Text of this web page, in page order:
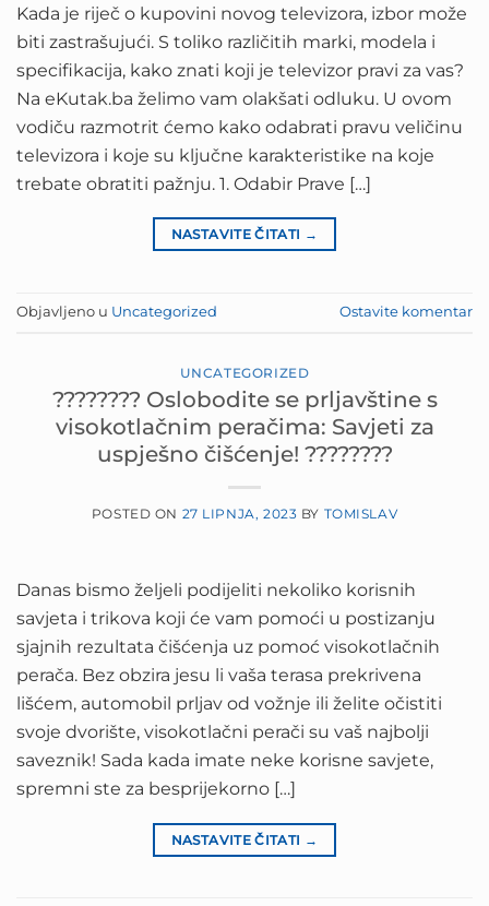
Kada je riječ o kupovini novog televizora, izbor može
biti zastrašujući. S toliko različitih marki, modela i
specifikacija, kako znati koji je televizor pravi za vas?
Na eKutak.ba želimo vam olakšati odluku. U ovom
vodiču razmotrit ćemo kako odabrati pravu veličinu
televizora i koje su ključne karakteristike na koje
trebate obratiti pažnju. 1. Odabir Prave […]
NASTAVITE ČITATI →
Objavljeno u Uncategorized Ostavite komentar
UNCATEGORIZED
???????? Oslobodite se prljavštine s
visokotlačnim peračima: Savjeti za
uspješno čišćenje! ????????
POSTED ON 27 LIPNJA, 2023 BY TOMISLAV
Danas bismo željeli podijeliti nekoliko korisnih
savjeta i trikova koji će vam pomoći u postizanju
sjajnih rezultata čišćenja uz pomoć visokotlačnih
perača. Bez obzira jesu li vaša terasa prekrivena
lišćem, automobil prljav od vožnje ili želite očistiti
svoje dvorište, visokotlačni perači su vaš najbolji
saveznik! Sada kada imate neke korisne savjete,
spremni ste za besprijekorno […]
NASTAVITE ČITATI →